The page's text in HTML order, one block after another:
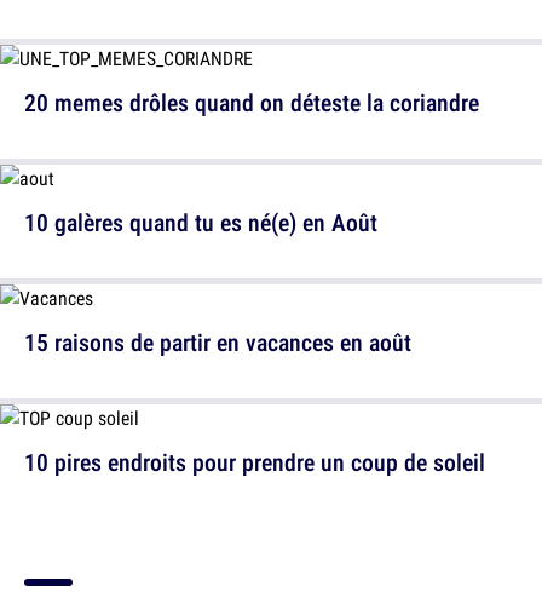
10 galères quand tu es né(e) en Août
10 pires endroits pour prendre un coup de soleil
20 memes drôles quand on déteste la coriandre
15 raisons de partir en vacances en août